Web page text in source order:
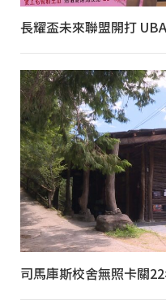
長耀盃未來聯盟開打
司馬庫斯校舍無照卡關